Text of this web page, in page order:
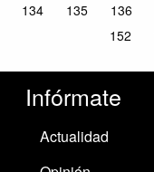
134 135 136
152
Infórmate
Actualidad